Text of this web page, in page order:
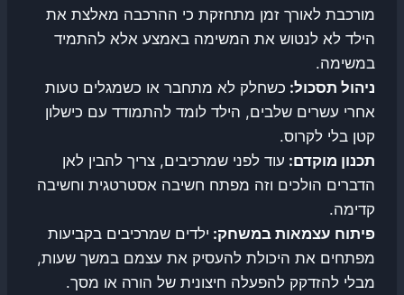
מורכבת לאורך זמן מתחזקת כי ההרכבה מאלצת את
הילד לא לנטוש את המשימה באמצע אלא להתמיד
במשימה.
ניהול תסכול: כשחלק לא מתחבר או כשמגלים טעות
אחרי עשרים שלבים, הילד לומד להתמודד עם כישלון
קטן בלי לקרוס.
תכנון מוקדם: עוד לפני שמרכיבים, צריך להבין לאן
הדברים הולכים וזה מפתח חשיבה אסטרטגית וחשיבה
קדימה.
פיתוח עצמאות במשחק: ילדים שמרכיבים בקביעות
מפתחים את היכולת להעסיק את עצמם במשך שעות,
מבלי להזדקק להפעלה חיצונית של הורה או מסך.